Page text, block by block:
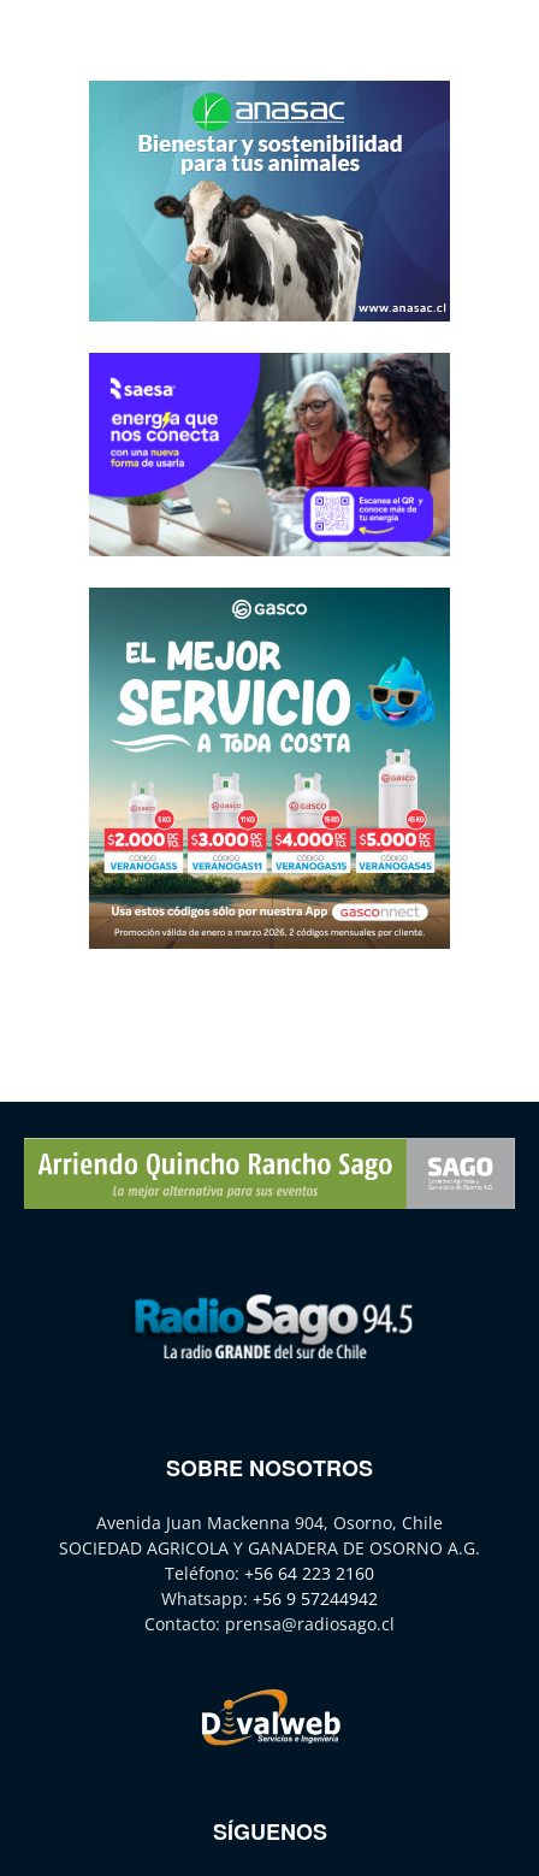
SOBRE NOSOTROS
Avenida Juan Mackenna 904, Osorno, Chile
SOCIEDAD AGRICOLA Y GANADERA DE OSORNO A.G.
Teléfono: +56 64 223 2160
Whatsapp: +56 9 57244942
Contacto: prensa@radiosago.cl
SÍGUENOS